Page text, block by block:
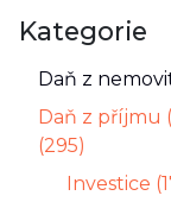
Kategorie
Daň z
Daň z příjmu
(295)
Investice